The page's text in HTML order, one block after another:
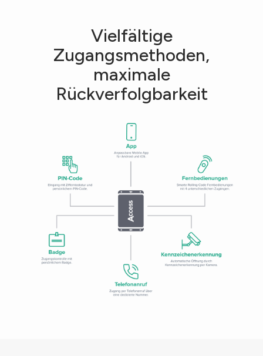
Vielfältige
Zugangsmethoden,
maximale
Rückverfolgbarkeit